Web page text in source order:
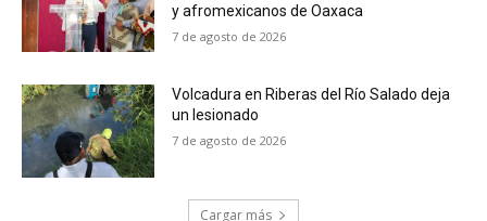
y afromexicanos de Oaxaca
7 de agosto de 2026
Volcadura en Riberas del Río Salado deja
un lesionado
7 de agosto de 2026
Cargar más